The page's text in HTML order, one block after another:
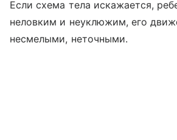
Если схема тела искажается,
неловким и неуклюжим, его
несмелыми, неточными.